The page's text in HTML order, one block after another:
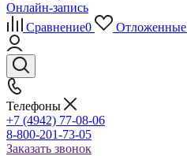
Онлайн-запись
Сравнение0 Отложенные
Телефоны
+7 (4942) 77-08-06
8-800-201-73-05
Заказать звонок